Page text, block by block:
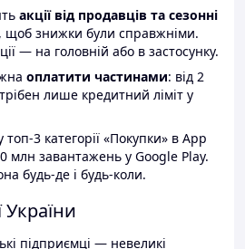
акції від продавців та сезонні
знижки були справжніми.
— на головній або в застосунку.
оплатити частинами: від 2
лише кредитний ліміт у
3 категорії «Покупки» в App
млн завантажень у Google Play.
будь-де і будь-коли.
України
підприємці — невеликі